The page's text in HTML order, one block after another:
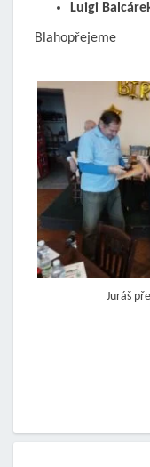
Luigi
Blahopřejeme
Juráš